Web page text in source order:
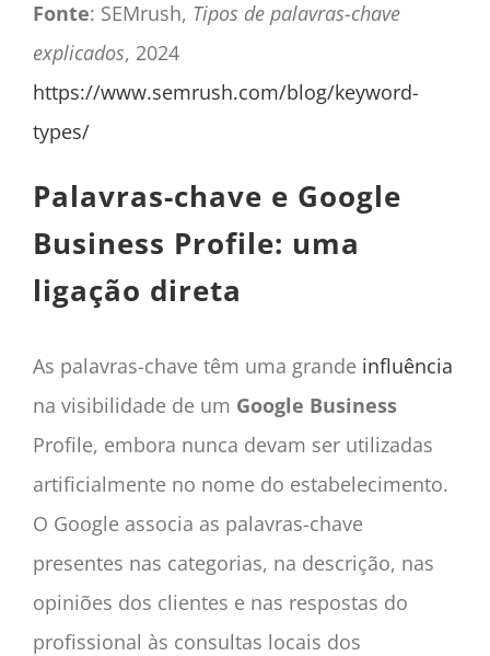
Fonte: SEMrush, Tipos de palavras-chave
explicados, 2024
https://www.semrush.com/blog/keyword-
types/
Palavras-chave e Google
Business Profile: uma
ligação direta
As palavras-chave têm uma grande influência
na visibilidade de um Google Business
Profile, embora nunca devam ser utilizadas
artificialmente no nome do estabelecimento.
O Google associa as palavras-chave
presentes nas categorias, na descrição, nas
opiniões dos clientes e nas respostas do
profissional às consultas locais dos